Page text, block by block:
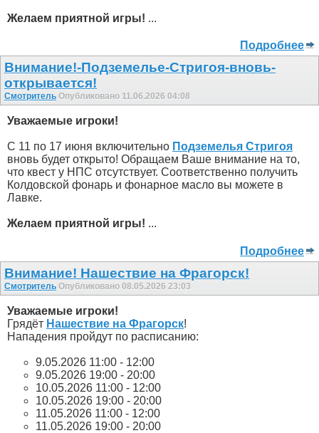
Желаем приятной игры! ...
Подробнее
Внимание!-Подземелье-Стригоя-вновь-
открывается!
Смотритель Опубликовано 11.06.2026 04:08
Уважаемые игроки!
С 11 по 17 июня включительно Подземелья Стригоя
вновь будет открыто! Обращаем Ваше внимание на то,
что квест у НПС отсутствует. Соответственно получить
Колдовской фонарь и фонарное масло вы можете в
Лавке.
Желаем приятной игры! ...
Подробнее
Внимание! Нашествие на Фрагорск!
Смотритель Опубликовано 08.05.2026 23:03
Уважаемые игроки!
Грядёт Нашествие на Фрагорск!
Нападения пройдут по расписанию:
9.05.2026 11:00 - 12:00
9.05.2026 19:00 - 20:00
10.05.2026 11:00 - 12:00
10.05.2026 19:00 - 20:00
11.05.2026 11:00 - 12:00
11.05.2026 19:00 - 20:00